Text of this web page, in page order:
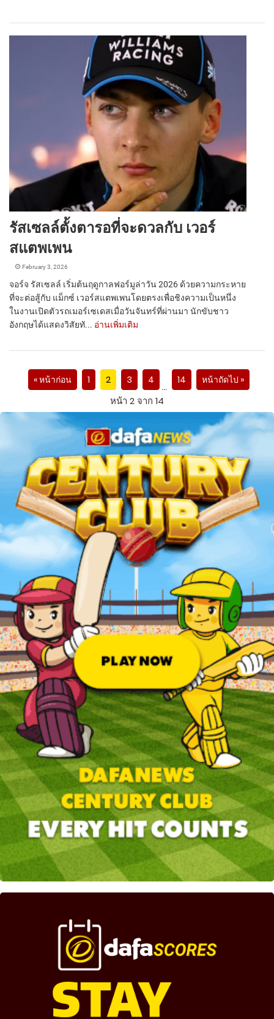
รัสเซลล์ตั้งตารอที่จะดวลกับ เวอร์
สแตพเพน
February 3, 2026
จอร์จ รัสเซลล์ เริ่มต้นฤดูกาลฟอร์มูล่าวัน 2026 ด้วยความกระหาย
ที่จะต่อสู้กับ แม็กซ์ เวอร์สแตพเพนโดยตรงเพื่อชิงความเป็นหนึ่ง
ในงานเปิดตัวรถเมอร์เซเดสเมื่อวันจันทร์ที่ผ่านมา นักขับชาว
อังกฤษได้แสดงวิสัยทั... อ่านเพิ่มเติม
« หน้าก่อน 1 2 3 4
…
14 หน้าถัดไป »
หน้า 2 จาก 14